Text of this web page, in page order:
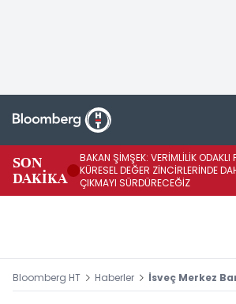
SON
DAKİKA
BAKAN ŞİMŞEK: VERİMLİLİK ODAKLI
KÜRESEL DEĞER ZİNCİRLERİNDE
ÇIKMAYI SÜRDÜRECEĞİZ
Bloomberg HT Haberler İsveç Merkez